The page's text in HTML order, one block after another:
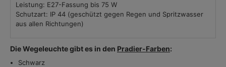
Leistung: E27-Fassung bis 75 W
Schutzart: IP 44 (geschützt gegen Regen und Spritzwasser
aus allen Richtungen)
Die Wegeleuchte gibt es in den Pradier-Farben:
Schwarz